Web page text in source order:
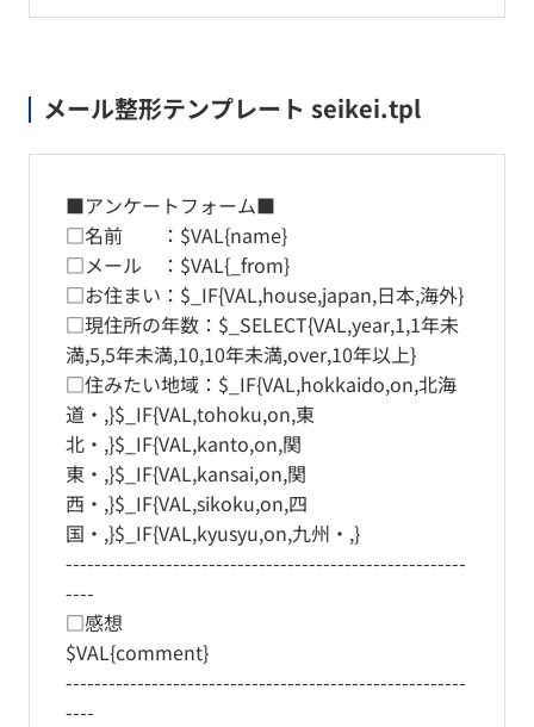
メール整形テンプレート seikei.tpl
■アンケートフォーム■
□名前 ：$VAL{name}
□メール ：$VAL{_from}
□お住まい：$_IF{VAL,house,japan,日本,海外}
□現住所の年数：$_SELECT{VAL,year,1,1年未
満,5,5年未満,10,10年未満,over,10年以上}
□住みたい地域：$_IF{VAL,hokkaido,on,北海
道・,}$_IF{VAL,tohoku,on,東
北・,}$_IF{VAL,kanto,on,関
東・,}$_IF{VAL,kansai,on,関
西・,}$_IF{VAL,sikoku,on,四
国・,}$_IF{VAL,kyusyu,on,九州・,}
--------------------------------------------------------
----
□感想
$VAL{comment}
--------------------------------------------------------
----